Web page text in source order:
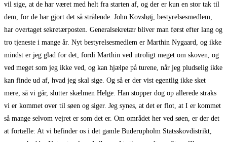
vil sige, at de har været med helt fra starten af, og der er kun en stor tak til
dem, for de har gjort det så strålende. John Kovshøj, bestyrelsesmedlem,
har overtaget sekretærposten. Generalsekretær bliver man først efter lang og
tro tjeneste i mange år. Nyt bestyrelsesmedlem er Marthin Nygaard, og ikke
mindst er jeg glad for det, fordi Marthin ved utroligt meget om skoven, og
ved meget som jeg ikke ved, og kan hjælpe på turene, når jeg pludselig ikke
kan finde ud af, hvad jeg skal sige. Og så er der vist egentlig ikke sket
mere, så vi går, slutter skælmen Helge. Han stopper dog op allerede straks
vi er kommet over til søen og siger. Jeg synes, at det er flot, at I er kommet
så mange selvom vejret er som det er. Om området her ved søen, er der det
at fortælle: At vi befinder os i det gamle Buderupholm Statsskovdistrikt,